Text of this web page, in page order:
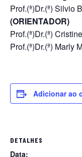
Prof.(ª)Dr.(ª) Silvio
(ORIENTADOR)
Prof.(ª)Dr.(ª)
Prof.(ª)Dr.(ª) Marly
Adicionar ao
DETALHES
Data: